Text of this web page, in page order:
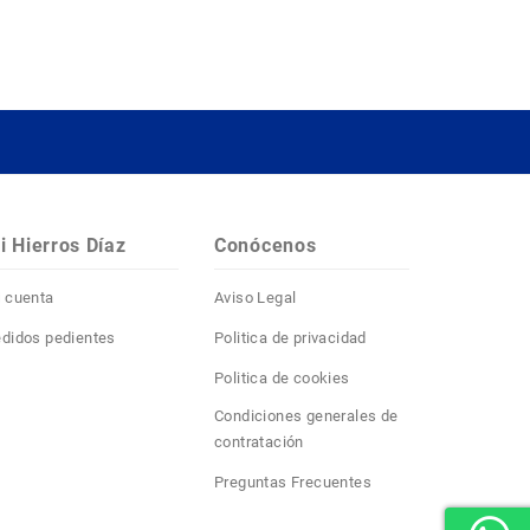
Hierros Díaz
cuenta
pedientes
Conócenos
Aviso Legal
Politica de privacidad
Politica de cookies
Condiciones generales de
contratación
Preguntas Frecuentes